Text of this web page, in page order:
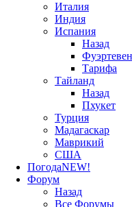
Италия
Индия
Испания
Назад
Тарифа
Тайланд
Назад
Пхукет
Турция
Мадагаскар
Маврикий
США
ПогодаNEW!
Форум
Назад
Все Форумы